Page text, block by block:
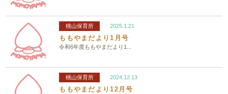
桃山保育所 2025.1.21
ももやまだより1月号
令和6年度ももやまだより1...
桃山保育所 2024.12.13
ももやまだより12月号